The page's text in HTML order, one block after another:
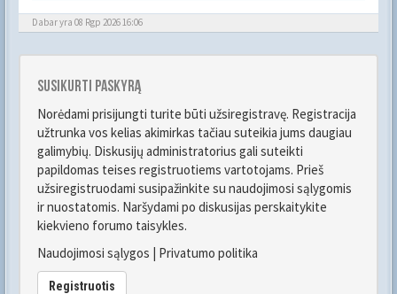
Dabar yra 08 Rgp 2026 16:06
Susikurti paskyrą
Norėdami prisijungti turite būti užsiregistravę. Registracija
užtrunka vos kelias akimirkas tačiau suteikia jums daugiau
galimybių. Diskusijų administratorius gali suteikti
papildomas teises registruotiems vartotojams. Prieš
užsiregistruodami susipažinkite su naudojimosi sąlygomis
ir nuostatomis. Naršydami po diskusijas perskaitykite
kiekvieno forumo taisykles.
Naudojimosi sąlygos | Privatumo politika
Registruotis